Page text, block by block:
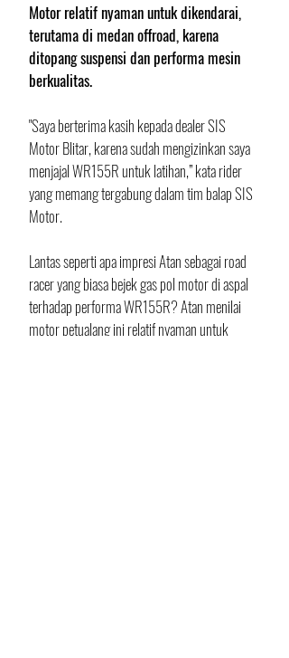
Motor relatif nyaman untuk dikendarai,
terutama di medan offroad, karena
ditopang suspensi dan performa mesin
berkualitas.
"Saya berterima kasih kepada dealer SIS
Motor Blitar, karena sudah mengizinkan saya
menjajal WR155R untuk latihan,” kata rider
yang memang tergabung dalam tim balap SIS
Motor.
Lantas seperti apa impresi Atan sebagai road
racer yang biasa bejek gas pol motor di aspal
terhadap performa WR155R? Atan menilai
motor petualang ini relatif nyaman untuk